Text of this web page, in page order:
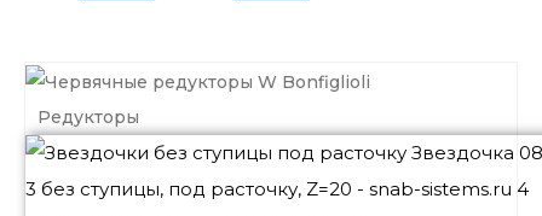
Редукторы